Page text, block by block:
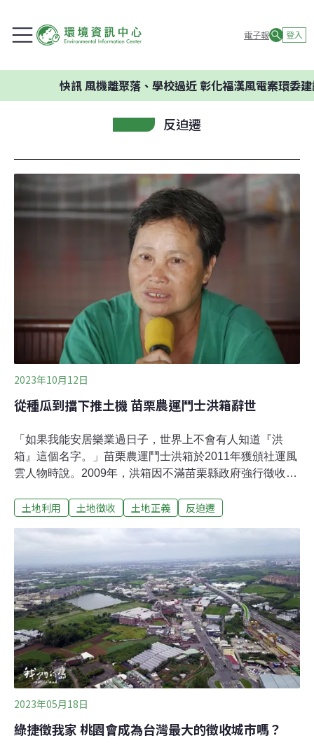
電子報 登入
風機離聚落、學校過近 彰化福漢風電案環委建議不應
反迫遷
2023年10月12日
從種瓜到擋下推土機 苗栗農運鬥士洪箱辭世
「如果我能安居樂業過日子，世界上不會有人知道『洪
箱』這個名字。」苗栗農運鬥士洪箱於2011年獲頒社運風
雲人物時說。2009年，洪箱因不滿苗栗縣政府強行徵收農
她的守護土地正義之旅，最終花了近3年，擋下了推土
迫遷現場的聲援者。近年，洪箱因罹癌曾住院接受治療，
後返家休養，體力大不如前。9日晚，她與世長辭，享壽
69歲。「就算最後保不住地，至少我可以跟我的子孫交
代，我們真的拚過了。」環境記者朱淑娟在其撰寫的《走
一條人少的路》一書中，記錄了洪箱這句話。
土地利用 土地徵收 土地正義 反迫遷
2023年05月18日
綠捷徵我家 桃園會成為台灣最大的徵收城市嗎？